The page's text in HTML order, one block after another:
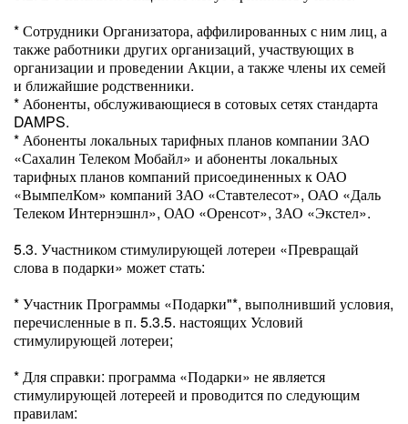
* Сотрудники Организатора, аффилированных с ним лиц, а
также работники других организаций, участвующих в
организации и проведении Акции, а также члены их семей
и ближайшие родственники.
* Абоненты, обслуживающиеся в сотовых сетях стандарта
DAMPS.
* Абоненты локальных тарифных планов компании ЗАО
«Сахалин Телеком Мобайл» и абоненты локальных
тарифных планов компаний присоединенных к ОАО
«ВымпелКом» компаний ЗАО «Ставтелесот», ОАО «Даль
Телеком Интернэшнл», ОАО «Оренсот», ЗАО «Экстел».
5.3. Участником стимулирующей лотереи «Превращай
слова в подарки» может стать:
* Участник Программы «Подарки"*, выполнивший условия,
перечисленные в п. 5.3.5. настоящих Условий
стимулирующей лотереи;
* Для справки: программа «Подарки» не является
стимулирующей лотереей и проводится по следующим
правилам: